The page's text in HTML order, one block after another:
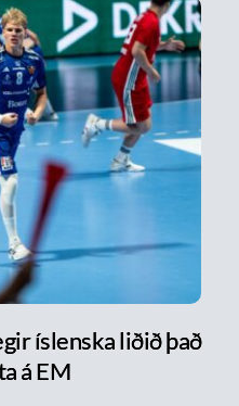
íslenska liðið það
á EM